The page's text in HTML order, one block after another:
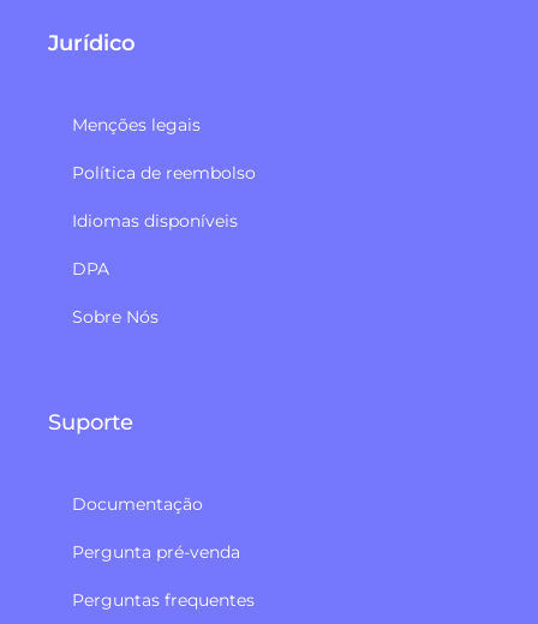
Jurídico
Menções legais
Política de reembolso​
Idiomas disponíveis
DPA
Sobre Nós
Suporte
Documentação
Pergunta pré-venda
Perguntas frequentes